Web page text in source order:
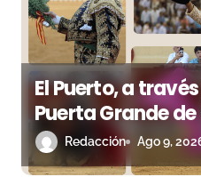
d
e
e
n
t
El Puerto, a
Puerta Grande
aroma de
Redacción Ago 9,